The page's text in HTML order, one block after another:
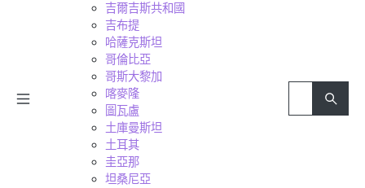
吉爾吉斯共和國
吉布提
哈薩克斯坦
哥倫比亞
哥斯大黎加
喀麥隆
圖瓦盧
土庫曼斯坦
土耳其
圭亞那
坦桑尼亞